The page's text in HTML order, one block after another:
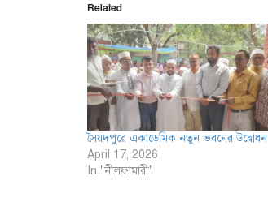
Related
সৈয়দপুরে একাডেমিক নতুন ভবনের উদ্বোধন
April 17, 2026
In "নীলফামারী"